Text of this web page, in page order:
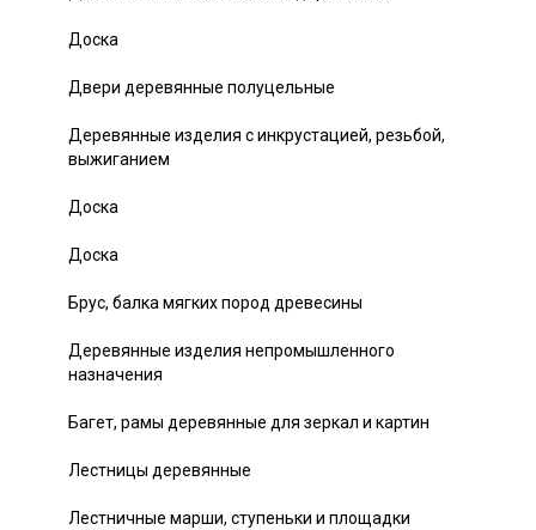
Доска
Двери деревянные полуцельные
Деревянные изделия с инкрустацией, резьбой,
выжиганием
Доска
Доска
Брус, балка мягких пород древесины
Деревянные изделия непромышленного
назначения
Багет, рамы деревянные для зеркал и картин
Лестницы деревянные
Лестничные марши, ступеньки и площадки